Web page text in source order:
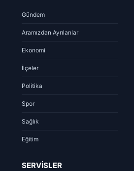
Gündem
Aramızdan Ayrılanlar
Ekonomi
İlçeler
Politika
Spor
Sağlık
Eğitim
SERVİSLER